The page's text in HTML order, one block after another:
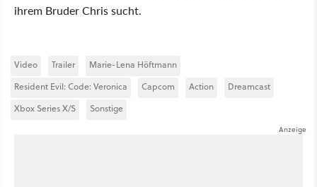
ihrem Bruder Chris sucht.
Video Trailer
Marie-Lena Höftmann
Resident Evil: Code: Veronica
Capcom Action
Dreamcast
Xbox Series X/S
Sonstige